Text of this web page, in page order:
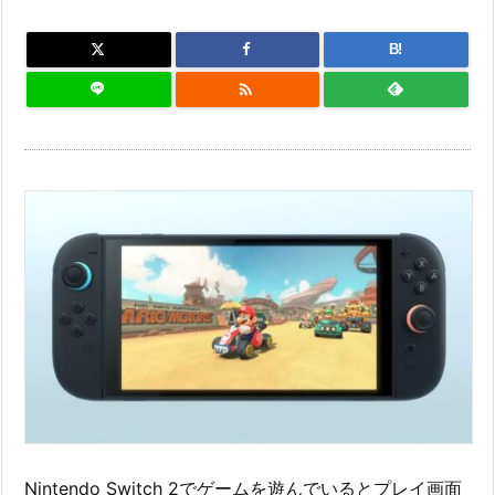
B!

Nintendo Switch 2でゲームを遊んでいるとプレイ画面